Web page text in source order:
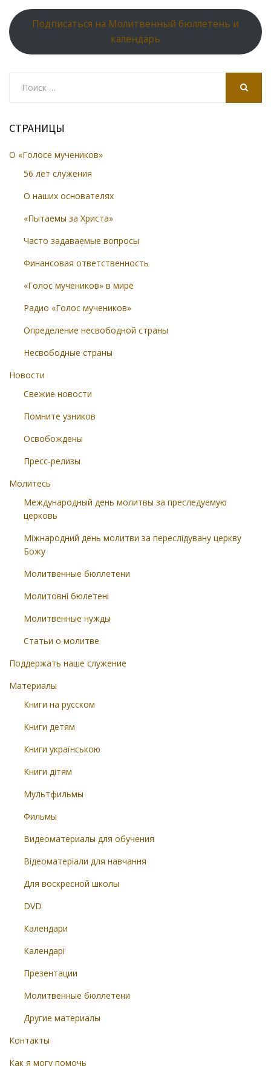
Подписаться на Молитвенный бюллетень и
календарь
СТРАНИЦЫ
О «Голосе мучеников»
56 лет служения
О наших основателях
«Пытаемы за Христа»
Часто задаваемые вопросы
Финансовая ответственность
«Голос мучеников» в мире
Радио «Голос мучеников»
Определение несвободной страны
Несвободные страны
Новости
Свежие новости
Помните узников
Освобождены
Пресс-релизы
Молитесь
Международный день молитвы за преследуемую
церковь
Міжнародний день молитви за переслідувану церкву
Божу
Молитвенные бюллетени
Молитовні бюлетені
Молитвенные нужды
Статьи о молитве
Поддержать наше служение
Материалы
Книги на русском
Книги детям
Книги українською
Книги дітям
Мультфильмы
Фильмы
Видеоматериалы для обучения
Відеоматеріали для навчання
Для воскресной школы
DVD
Календари
Календарі
Презентации
Молитвенные бюллетени
Другие материалы
Контакты
Как я могу помочь